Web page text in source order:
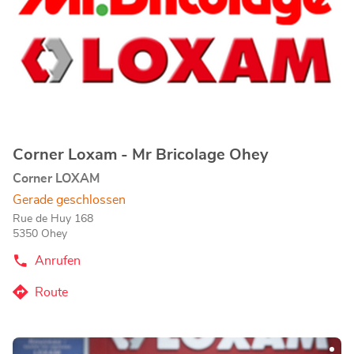
ENTER-
um
mehr
Geschäft:
Corner Loxam - Mr Bricolage Ohey
Corner LOXAM
Gerade geschlossen
Rue de Huy 168
5350 Ohey
Anrufen
der
Loxam
Ohey-
Route
zum
Drücken